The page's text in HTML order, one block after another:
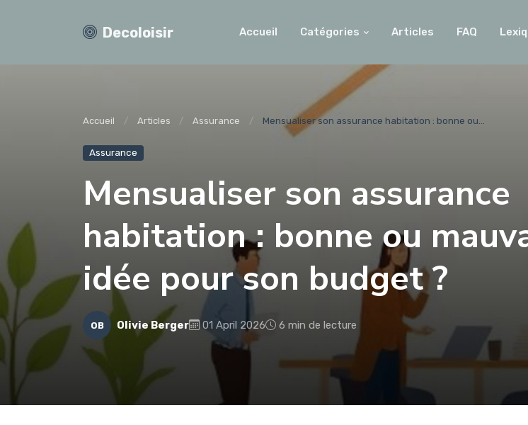
Decoloisir Accueil Catégories Articles FAQ
Accueil Articles Assurance Mensualiser son assurance habitation : bonne ou...
Assurance
Mensualiser son assurance
habitation : bonne ou
idée pour son budget ?
OB Olivie Berger 01 April 2026 6 min de lecture